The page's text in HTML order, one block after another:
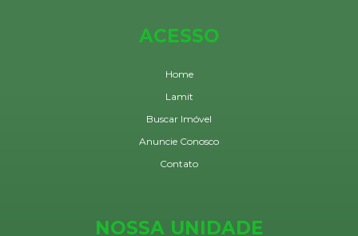
ACESSO
Home
Lamit
Buscar Imóvel
Anuncie Conosco
Contato
NOSSA UNIDADE